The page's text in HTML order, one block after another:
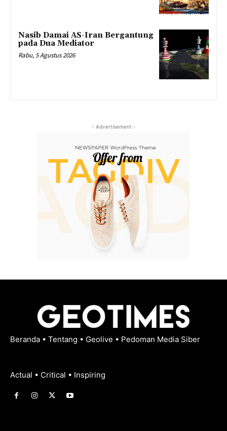
Nasib Damai AS-Iran Bergantung
pada Dua Mediator
Rabu, 5 Agustus 2026
- Advertisement -
Beranda • Tentang • Geolive • Pedoman Media Siber
Actual • Critical • Inspiring